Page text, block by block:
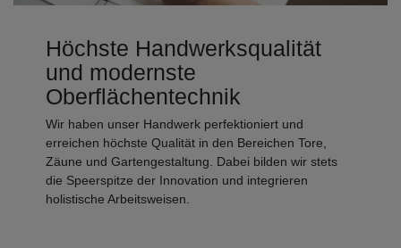
Höchste Handwerksqualität
und modernste
Oberflächentechnik
Wir haben unser Handwerk perfektioniert und
erreichen höchste Qualität in den Bereichen Tore,
Zäune und Gartengestaltung. Dabei bilden wir stets
die Speerspitze der Innovation und integrieren
holistische Arbeitsweisen.